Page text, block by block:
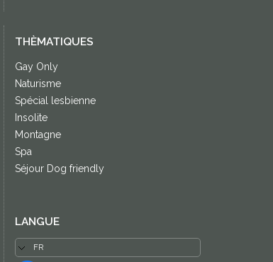
THÈMATIQUES
Gay Only
Naturisme
Spécial lesbienne
Insolite
Montagne
Spa
Séjour Dog friendly
LANGUE